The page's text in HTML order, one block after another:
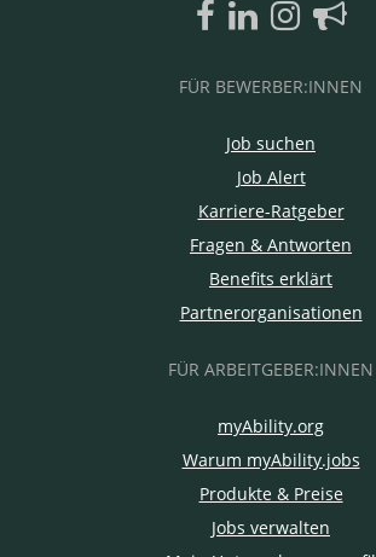
FÜR BEWERBER:INNEN
Job suchen
Job Alert
Karriere-Ratgeber
Fragen & Antworten
Benefits erklärt
Partnerorganisationen
FÜR ARBEITGEBER:INNEN
myAbility.org
Warum myAbility.jobs
Produkte & Preise
Jobs verwalten